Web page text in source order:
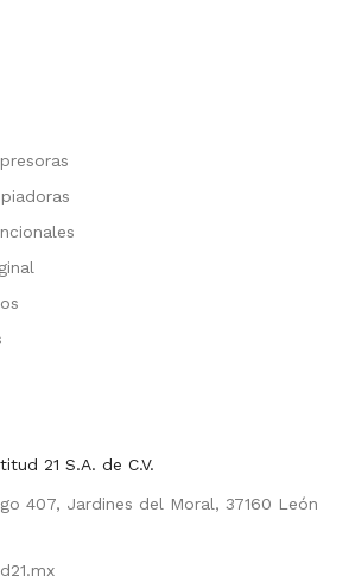
21 S.A. de C.V.
407, Jardines del Moral, 37160 León